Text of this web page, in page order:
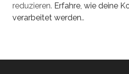
reduzieren. Erfahre, wie deine
verarbeitet werden..